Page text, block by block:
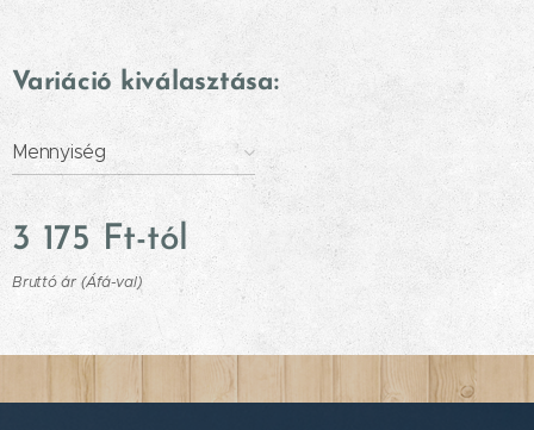
Variáció kiválasztása:
Mennyiség
3 175 Ft-tól
Bruttó ár (Áfá-val)